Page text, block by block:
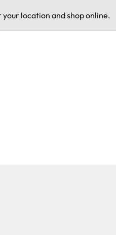
location and shop online.